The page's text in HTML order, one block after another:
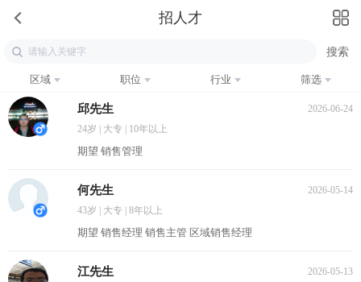
招人才
区域 职位 行业 筛选
邱先生
2026-06-24
24岁 | 大专 | 10年以上
期望 销售管理
何先生
2026-05-14
43岁 | 大专 | 8年以上
期望 销售经理 销售主管 区域销售经理
江先生
2026-05-13